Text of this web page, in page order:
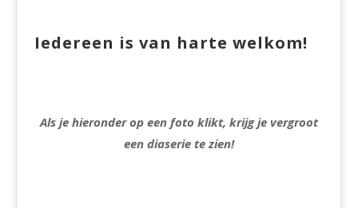
Iedereen is van harte welkom!
Als je hieronder op een foto klikt, krijg je vergroot
een diaserie te zien!